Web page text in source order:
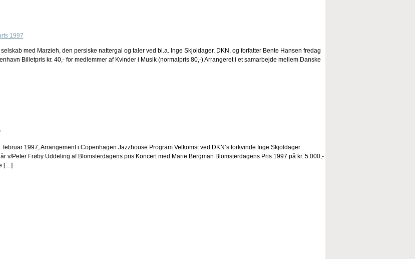
med Marzieh, den persiske nattergal og taler ved bl.a. Inge Skjoldager, DKN, og forfatter Bente Hansen fredag
Billetpris kr. 40,- for medlemmer af Kvinder i Musik (normalpris 80,-) Arrangeret i et samarbejde mellem Danske
1997, Arrangement i Copenhagen Jazzhouse Program Velkomst ved DKN’s forkvinde Inge Skjoldager
v/Peter Frøby Uddeling af Blomsterdagens pris Koncert med Marie Bergman Blomsterdagens Pris 1997 på kr. 5.000,-
[…]